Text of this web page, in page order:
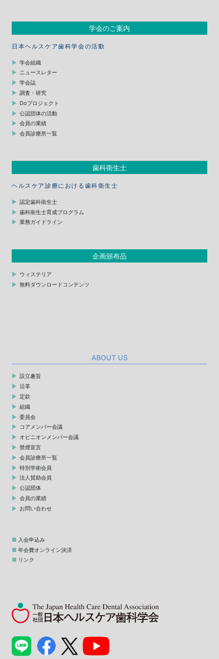
学会のご案内
日本ヘルスケア歯科学会の活動
学会組織
ニュースレター
学会誌
調査・研究
Doプロジェクト
公認団体の活動
会員の業績
会員診療所一覧
歯科衛生士
ヘルスケア診療における歯科衛生士
認定歯科衛生士
歯科衛生士育成プログラム
業務ガイドライン
企画頒布品
ウィステリア
無料ダウンロードコンテンツ
ABOUT US
設立趣旨
沿革
定款
組織
委員会
コアメンバー会議
オピニオンメンバー会議
禁煙宣言
会員診療所一覧
特別学術会員
法人賛助会員
公認団体
会員の業績
お問い合わせ
入会申込み
年会費オンライン決済
リンク